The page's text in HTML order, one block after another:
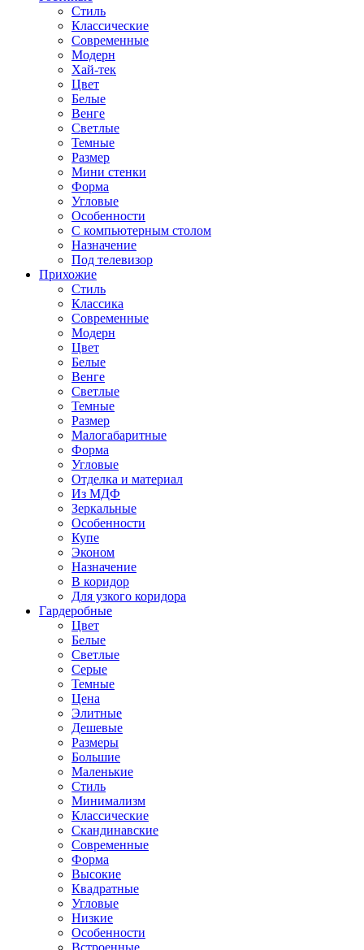
Стиль
Классические
Современные
Модерн
Хай-тек
Цвет
Белые
Венге
Светлые
Темные
Размер
Мини стенки
Форма
Угловые
Особенности
С компьютерным столом
Назначение
Под телевизор
Прихожие
Стиль
Классика
Современные
Модерн
Цвет
Белые
Венге
Светлые
Темные
Размер
Малогабаритные
Форма
Угловые
Отделка и материал
Из МДФ
Зеркальные
Особенности
Купе
Эконом
Назначение
В коридор
Для узкого коридора
Гардеробные
Цвет
Белые
Светлые
Серые
Темные
Цена
Элитные
Дешевые
Размеры
Большие
Маленькие
Стиль
Минимализм
Классические
Скандинавские
Современные
Форма
Высокие
Квадратные
Угловые
Низкие
Особенности
Встроенные